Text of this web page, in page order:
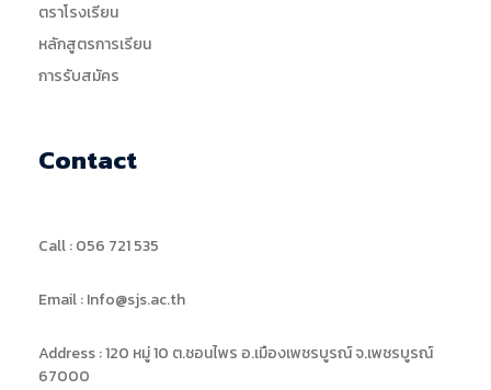
ตราโรงเรียน
หลักสูตรการเรียน
การรับสมัคร
Contact
Call : 056 721 535
Email : Info@sjs.ac.th
Address : 120 หมู่ 10 ต.ชอนไพร อ.เมืองเพชรบูรณ์ จ.เพชรบูรณ์
67000